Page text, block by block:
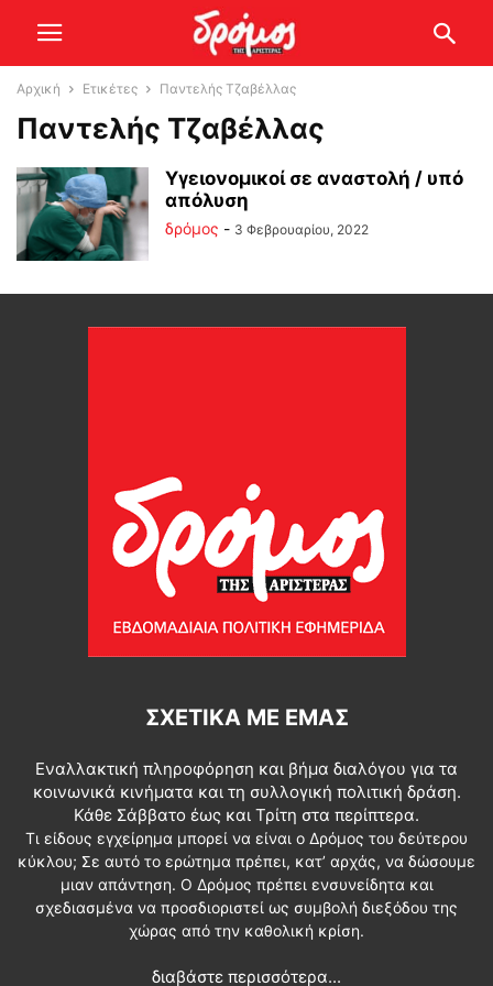
Αρχική Ετικέτες Παντελής Τζαβέλλας
Παντελής Τζαβέλλας
Υγειονομικοί σε αναστολή / υπό
απόλυση
δρόμος - 3 Φεβρουαρίου, 2022
ΣΧΕΤΙΚΆ ΜΕ ΕΜΆΣ
Εναλλακτική πληροφόρηση και βήμα διαλόγου για τα
κοινωνικά κινήματα και τη συλλογική πολιτική δράση.
Κάθε Σάββατο έως και Τρίτη στα περίπτερα.
Τι είδους εγχείρημα μπορεί να είναι ο Δρόμος του δεύτερου
κύκλου; Σε αυτό το ερώτημα πρέπει, κατ’ αρχάς, να δώσουμε
μιαν απάντηση. Ο Δρόμος πρέπει ενσυνείδητα και
σχεδιασμένα να προσδιοριστεί ως συμβολή διεξόδου της
χώρας από την καθολική κρίση.
διαβάστε περισσότερα...